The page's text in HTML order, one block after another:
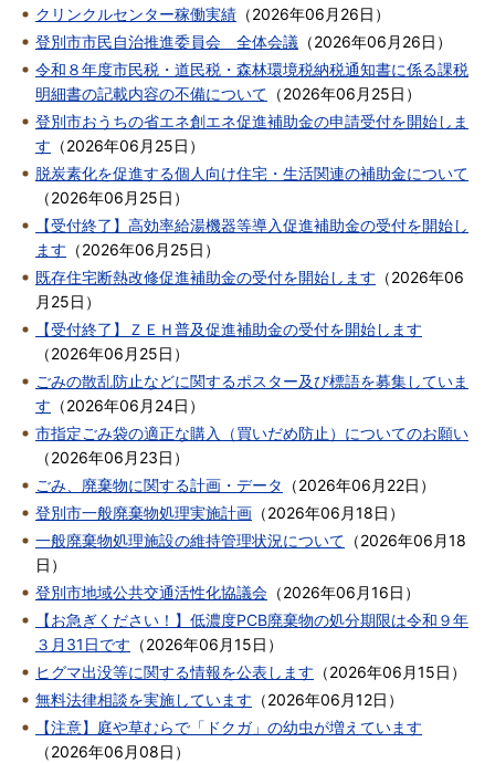
クリンクルセンター稼働実績 （2026年06月26日 ）
登別市市民自治推進委員会 全体会議 （2026年06月26日 ）
令和８年度市民税・道民税・森林環境税納税通知書に係る課税
明細書の記載内容の不備について （2026年06月25日 ）
登別市おうちの省エネ創エネ促進補助金の申請受付を開始しま
す （2026年06月25日 ）
脱炭素化を促進する個人向け住宅・生活関連の補助金について
（2026年06月25日 ）
【受付終了】高効率給湯機器等導入促進補助金の受付を開始し
ます （2026年06月25日 ）
既存住宅断熱改修促進補助金の受付を開始します （2026年06
月25日 ）
【受付終了】ＺＥＨ普及促進補助金の受付を開始します
（2026年06月25日 ）
ごみの散乱防止などに関するポスター及び標語を募集していま
す （2026年06月24日 ）
市指定ごみ袋の適正な購入（買いだめ防止）についてのお願い
（2026年06月23日 ）
ごみ、廃棄物に関する計画・データ
（2026年06月22日 ）
登別市一般廃棄物処理実施計画 （2026年06月18日 ）
一般廃棄物処理施設の維持管理状況について （2026年06月18
日 ）
登別市地域公共交通活性化協議会 （2026年06月16日 ）
【お急ぎください！】低濃度PCB廃棄物の処分期限は令和９年
３月31日です （2026年06月15日 ）
ヒグマ出没等に関する情報を公表します （2026年06月15日 ）
無料法律相談を実施しています （2026年06月12日 ）
【注意】庭や草むらで「ドクガ」の幼虫が増えています
（2026年06月08日 ）